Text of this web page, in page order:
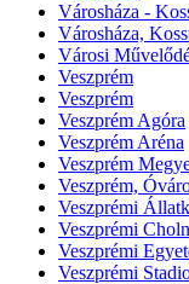
Városháza -
Városháza,
Városi
Veszprém
Veszprém
Veszprém Agóra
Veszprém Aréna
Veszprém
Veszprém,
Veszprémi
Veszprémi
Veszprémi
Veszprémi